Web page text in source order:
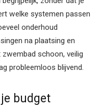
welke systemen passen
onderhoud
na plaatsing en
schoon, veilig
probleemloos blijvend.
budget